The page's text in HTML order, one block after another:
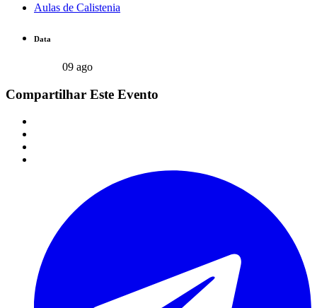
Aulas de Calistenia
Data
09 ago
Compartilhar Este Evento